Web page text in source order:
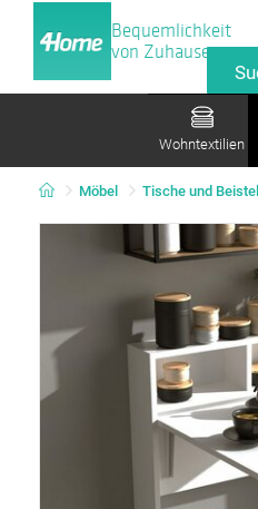
Bequemlichkeit
von Zuhause
Wohntextilien
Möbel Tische und